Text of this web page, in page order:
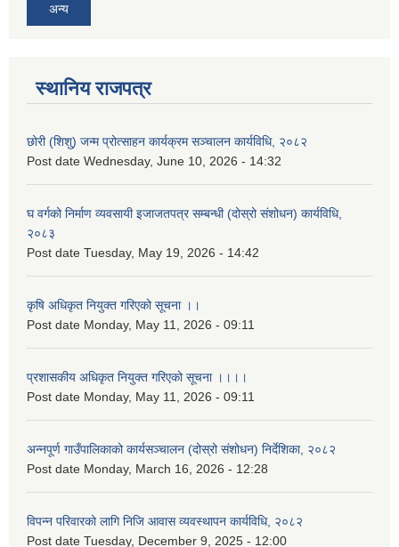
अन्य
स्थानिय राजपत्र
छोरी (शिशु) जन्म प्रोत्साहन कार्यक्रम सञ्चालन कार्यविधि, २०८२
Post date Wednesday, June 10, 2026 - 14:32
घ वर्गको निर्माण व्यवसायी इजाजतपत्र सम्बन्धी (दोस्रो संशोधन) कार्यविधि,
२०८३
Post date Tuesday, May 19, 2026 - 14:42
कृषि अधिकृत नियुक्त गरिएको सूचना ।।
Post date Monday, May 11, 2026 - 09:11
प्रशासकीय अधिकृत नियुक्त गरिएको सूचना ।।।।
Post date Monday, May 11, 2026 - 09:11
अन्नपूर्ण गाउँपालिकाको कार्यसञ्चालन (दोस्रो संशोधन) निर्देशिका, २०८२
Post date Monday, March 16, 2026 - 12:28
विपन्न परिवारको लागि निजि आवास व्यवस्थापन कार्यविधि, २०८२
Post date Tuesday, December 9, 2025 - 12:00